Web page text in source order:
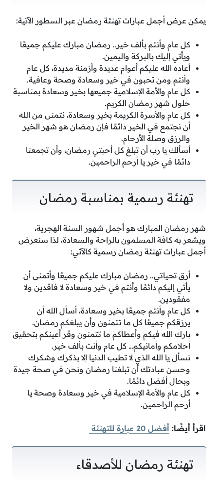
يمكن عرض أجمل عبارات تهنئة رمضان عبر السطور الآتية:
كل عام وأنتم بألف خير.. رمضان مبارك عليكم جميعًا
ويأتي إليك بالبركة واليمين.
أعاده الله عليكم أعوام عديدة وأزمنة مديدة، كل عام
وأنتم ومن تحبون في خير وسعادة وصحة وعافية.
كل عام والأمة الإسلامية جميعها بخير وسعادة بمناسبة
حلول شهر رمضان الكريم.
كل عام والأسرة الكريمة بخير وسعادة، نتمنى من الله
أن نجتمع في الخير دائمًا فإن رمضان هو شهر الخير
والرزق وصلة الأرحام.
أسألك يا رب أن تبلغ كل أحبتي رمضان، وأن تجمعنا
دائمًا في خير يا أرحم الراحمين.
تهنئة رسمية بمناسبة رمضان
شهر رمضان المبارك هو أجمل شهور السنة الهجرية،
ويشعر به كافة المسلمون بالراحة والسعادة، لذا سنعرض
أجمل عبارات تهنئة رمضان رسمية كالآتي:
أرق تحياتي.. رمضان مبارك عليكم جميعًا وأتمنى أن
يأتي إليكم دائمًا وأنتم في خير وسعادة لا فاقدين ولا
مفقودين.
كل عام وأنتم جميعًا بخير وسعادة، أسأل الله أن
يرزقكم جميعًا كل ما تتمنون وأن يبلغكم رمضان.
بارك الله فيكم وأعطاكم ما تتمنون وقر أعينكم بتحقيق
أحلامكم وأمانيكم… كل عام وأنت بألف خير.
نسأل يا الله الذي لا تطيب الدنيا إلا بذكرك وشكرك
وحسن عبادتك أن تبلغنا رمضان ونحن في صحة جيدة
وبحال أفضل دائمًا.
كل عام والأمة الإسلامية في خير وسعادة وصحة يا
أرحم الراحمين.
اقرأ أيضًا: أفضل 20 عبارة للتهنئة
تهنئة رمضان للأصدقاء